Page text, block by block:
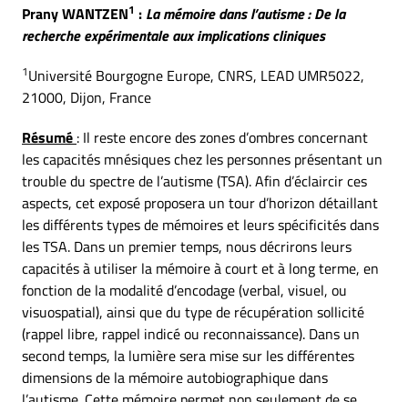
Prany WANTZEN1 : La mémoire dans l’autisme : De la
recherche expérimentale aux implications cliniques
1Université Bourgogne Europe, CNRS, LEAD UMR5022,
21000, Dijon, France
Résumé : Il reste encore des zones d’ombres concernant
les capacités mnésiques chez les personnes présentant un
trouble du spectre de l’autisme (TSA). Afin d’éclaircir ces
aspects, cet exposé proposera un tour d’horizon détaillant
les différents types de mémoires et leurs spécificités dans
les TSA. Dans un premier temps, nous décrirons leurs
capacités à utiliser la mémoire à court et à long terme, en
fonction de la modalité d’encodage (verbal, visuel, ou
visuospatial), ainsi que du type de récupération sollicité
(rappel libre, rappel indicé ou reconnaissance). Dans un
second temps, la lumière sera mise sur les différentes
dimensions de la mémoire autobiographique dans